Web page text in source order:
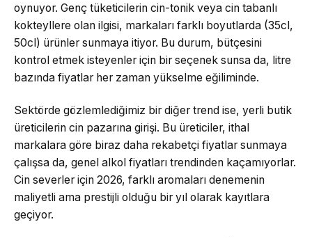
oynuyor. Genç tüketicilerin cin-tonik veya cin tabanlı
kokteyllere olan ilgisi, markaları farklı boyutlarda (35cl,
50cl) ürünler sunmaya itiyor. Bu durum, bütçesini
kontrol etmek isteyenler için bir seçenek sunsa da, litre
bazında fiyatlar her zaman yükselme eğiliminde.
Sektörde gözlemlediğimiz bir diğer trend ise, yerli butik
üreticilerin cin pazarına girişi. Bu üreticiler, ithal
markalara göre biraz daha rekabetçi fiyatlar sunmaya
çalışsa da, genel alkol fiyatları trendinden kaçamıyorlar.
Cin severler için 2026, farklı aromaları denemenin
maliyetli ama prestijli olduğu bir yıl olarak kayıtlara
geçiyor.